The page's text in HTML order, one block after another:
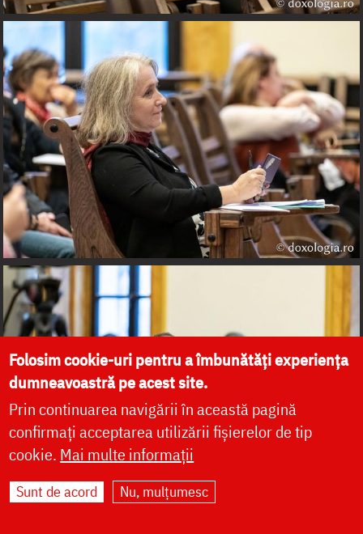
Folosim cookie-uri pentru a îmbunătăți experiența
dumneavoastră pe acest site.
Prin continuarea navigării în această pagină
confirmați acceptarea utilizării fișierelor de tip
cookie. Mai multe informații
Sunt de acord Nu, mulțumesc